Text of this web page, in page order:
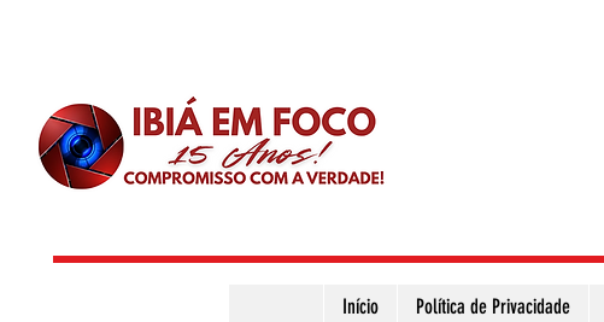
Início Política de Privacidade